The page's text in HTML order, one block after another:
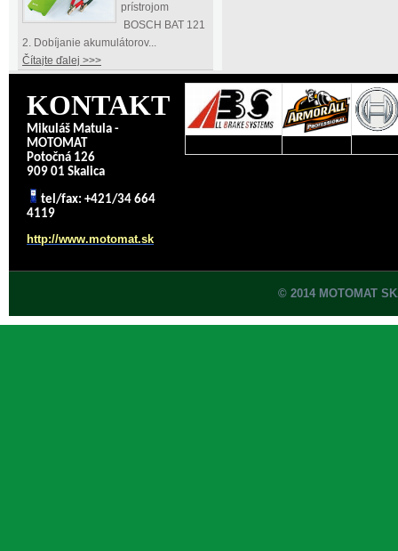
prístrojom
BOSCH BAT 121
2. Dobíjanie akumulátorov...
Čítajte ďalej >>>
KONTAKT
Mikuláš Matula -
MOTOMAT
Potočná 126
909 01 Skalica
tel/fax: +421/34 664
4119
http://www.motomat.sk
© 2014